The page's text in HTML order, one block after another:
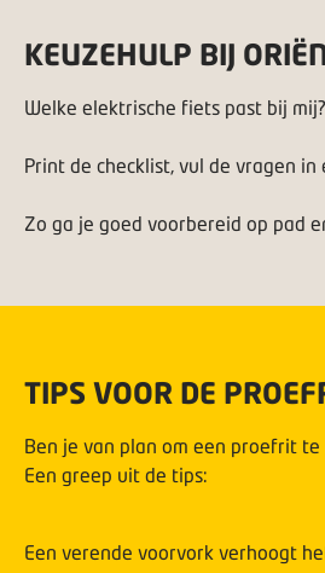
KEUZEHULP BIJ
Welke elektrische fiets past bij
Print de checklist, vul de vragen
Zo ga je goed voorbereid op pad
TIPS VOOR DE
Ben je van plan om een proefrit
Een greep uit de tips:
Een verende voorvork verhoogt